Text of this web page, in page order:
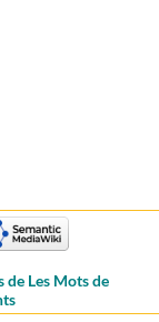
de Les Mots de